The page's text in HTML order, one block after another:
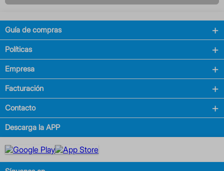
Guía de compras
Políticas
Empresa
Facturación
Contacto
Descarga la APP